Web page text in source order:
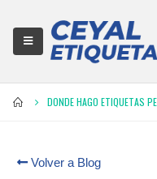
DONDE HAGO ETIQUETAS
Volver a Blog